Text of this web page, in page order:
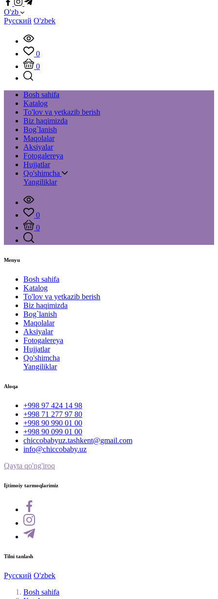
O'zb
Русский O'zbek
0
0
Bosh sahifa
Katalog
To'lov va yetkazib berish
Biz haqimizda
Bog`lanish
Maqolalar
Aksiyalar
Fotogalereya
Hujjatlar
Qo'shimcha
Yangiliklar
0
0
Menyu
Bosh sahifa
Katalog
To'lov va yetkazib berish
Biz haqimizda
Bog`lanish
Maqolalar
Aksiyalar
Fotogalereya
Hujjatlar
Qo'shimcha
Yangiliklar
Aloqa
+998 97 424 14 98
+998 71 277 97 80
+998 90 990 01 00
+998 90 099 01 00
chiccobabyuz.tashkent@gmail.com
info@chiccobaby.uz
Qayta qo'ng'iroq
Ijtimoiy tarmoqlarimiz
Tilni tanlash
Русский O'zbek
Bosh sahifa